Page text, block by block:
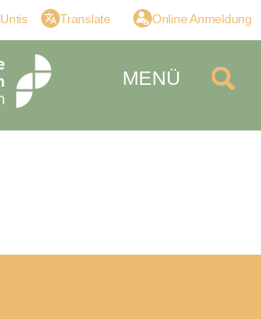
Untis Translate Online Anmeldung
MENÜ